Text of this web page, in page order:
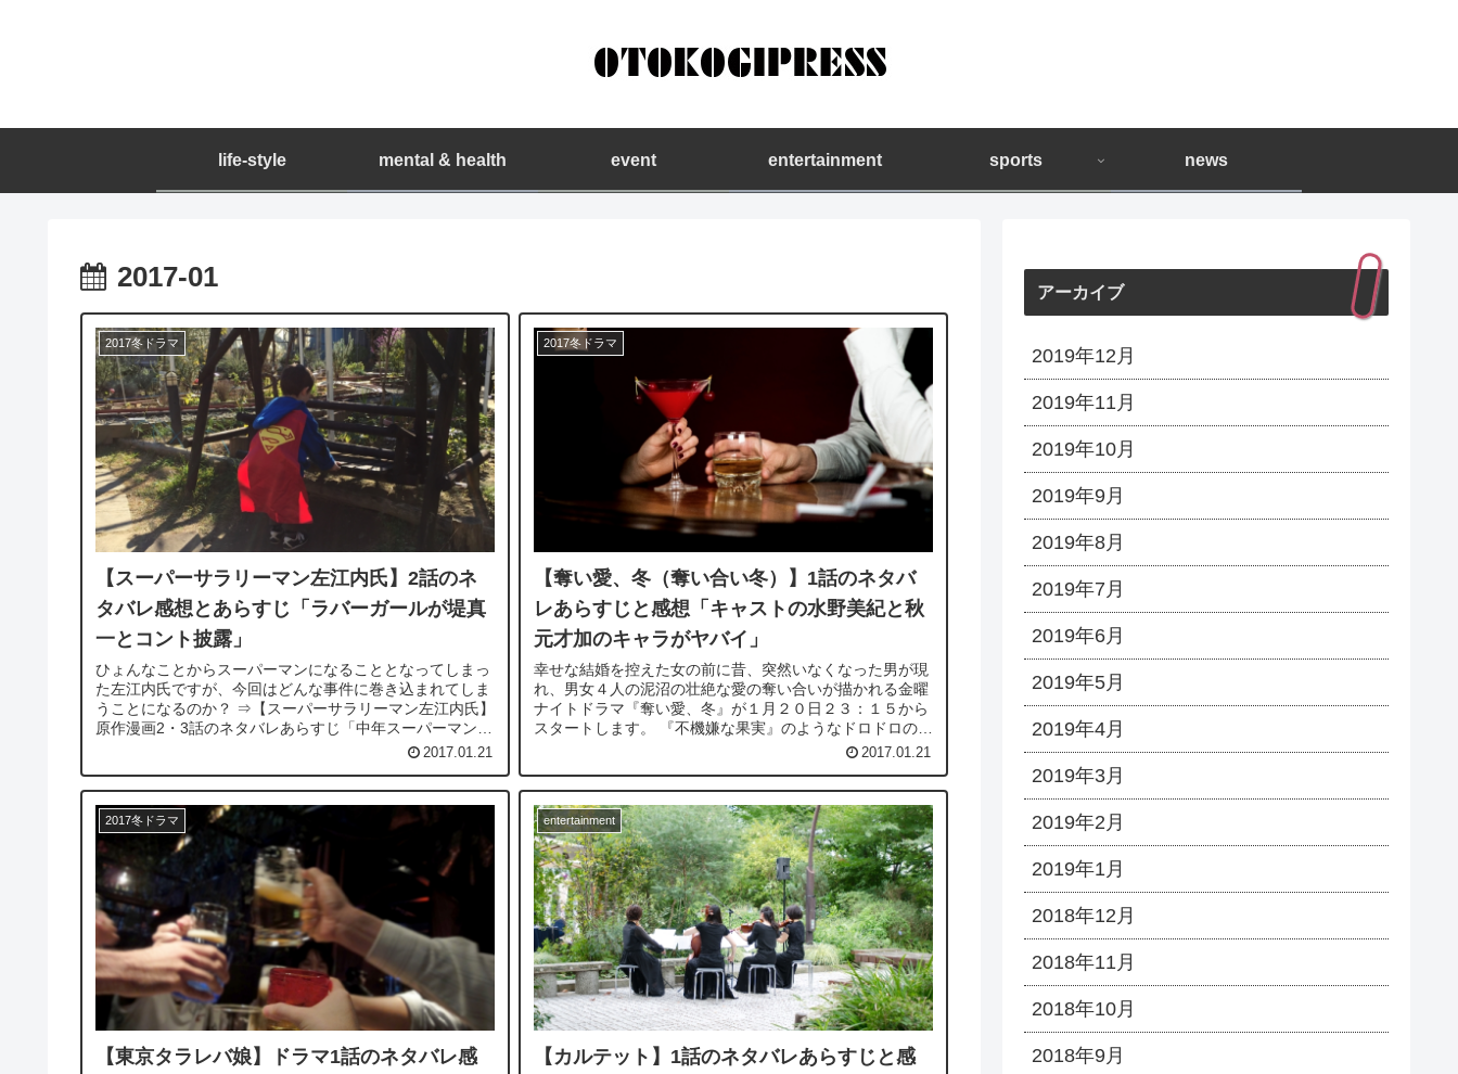
life-style mental & health event entertainment sports news
2017-01
2017冬ドラマ
【スーパーサラリーマン左江内氏】2話のネ
タバレ感想とあらすじ「ラバーガールが堤真
一とコント披露」
ひょんなことからスーパーマンになることとなってしまっ
た左江内氏ですが、今回はどんな事件に巻き込まれてしま
うことになるのか？ ⇒【スーパーサラリーマン左江内氏】
原作漫画2・3話のネタバレあらすじ「中年スーパーマンが
2017.01.21
2017冬ドラマ
【奪い愛、冬（奪い合い冬）】1話のネタバ
レあらすじと感想「キャストの水野美紀と秋
元才加のキャラがヤバイ」
幸せな結婚を控えた女の前に昔、突然いなくなった男が現
れ、男女４人の泥沼の壮絶な愛の奪い合いが描かれる金曜
ナイトドラマ『奪い愛、冬』が１月２０日２３：１５から
スタートします。 『不機嫌な果実』のようなドロドロの展
2017.01.21
2017冬ドラマ
【東京タラレバ娘】ドラマ1話のネタバレ感
entertainment
【カルテット】1話のネタバレあらすじと感
アーカイブ
2019年12月
2019年11月
2019年10月
2019年9月
2019年8月
2019年7月
2019年6月
2019年5月
2019年4月
2019年3月
2019年2月
2019年1月
2018年12月
2018年11月
2018年10月
2018年9月